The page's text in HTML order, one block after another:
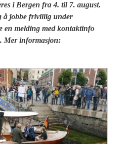
i Bergen fra 4. til 7. august.
å jobbe frivillig under
en melding med kontaktinfo
. Mer informasjon: